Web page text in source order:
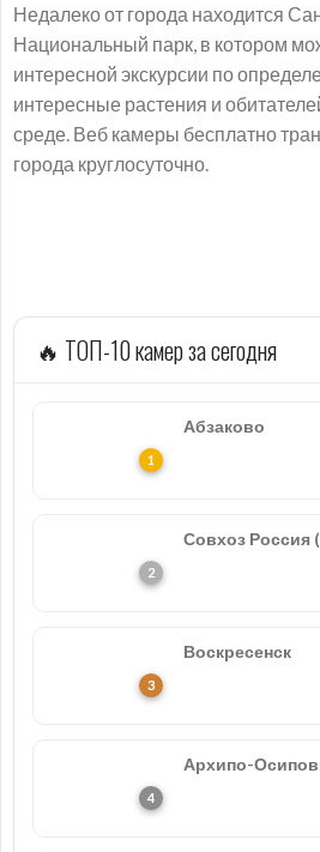
Недалеко от города находится
Национальный парк, в котором
интересной экскурсии по
интересные растения и
среде. Веб камеры бесплатно
города круглосуточно.
🔥 ТОП-10 камер за сегодня
Абзаково
Совхоз Россия
Воскресенск
Архипо-